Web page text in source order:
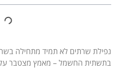
נפילת שרתים לא תמיד מתחילה
בתשתית החשמל – מאמץ מצטבר על